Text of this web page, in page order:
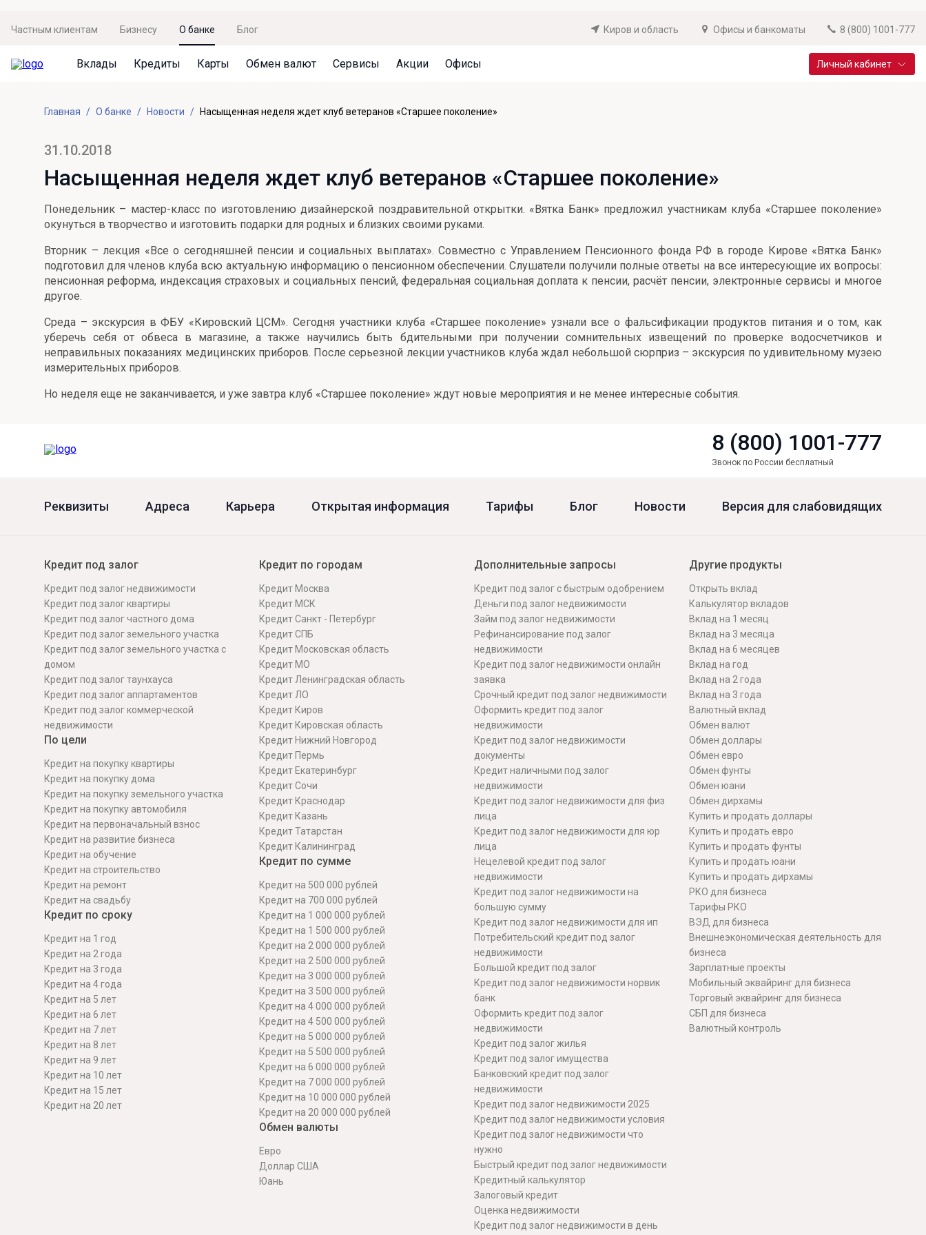
Частным клиентам Бизнесу О банке Блог Киров и область Офисы и банкоматы 8 (800) 1001-777
Вклады
Не упусти момент
Просто вклад
Накопительный
Отличная стратегия+
Фиксируй доход
Новый старт
Валютный плюс
Онлайн
Все вклады
Система страхования вкладов
Архив вкладов
Кредиты
Кредит под залог недвижимости
Рефинансирование
Кредит на автомобиль
Потребительский кредит
Все кредиты
Привилегии для клиентов
Реструктуризация
Оценка недвижимости
Подбор новой недвижимости
Карты
Дебетовая карта с пакетом услуг
Премиальная карта Mir Supreme
Пенсионная карта
Все карты
Документы
Кешбэк
Обмен валют
Курсы валют
Бронирование валюты
Курсы валют ЦБ
Сервисы
Оплата кредита
Оценка недвижимости
Подбор новой недвижимости
СБПей
Mir Pay
Госуслуги
Регистрация в ЕБС
Удаленная идентификация
Мобильное приложение
Акции
Акция «Приведи друга»
Акция «Ставка на бизнес»
Офисы Личный кабинет
Главная О банке Новости Насыщенная неделя ждет клуб ветеранов «Старшее поколение»
31.10.2018
Насыщенная неделя ждет клуб ветеранов «Старшее поколение»
Понедельник – мастер-класс по изготовлению дизайнерской поздравительной открытки. «Вятка Банк» предложил участникам клуба «Старшее поколение»
окунуться в творчество и изготовить подарки для родных и близких своими руками.
Вторник – лекция «Все о сегодняшней пенсии и социальных выплатах». Совместно с Управлением Пенсионного фонда РФ в городе Кирове «Вятка Банк»
подготовил для членов клуба всю актуальную информацию о пенсионном обеспечении. Слушатели получили полные ответы на все интересующие их вопросы:
пенсионная реформа, индексация страховых и социальных пенсий, федеральная социальная доплата к пенсии, расчёт пенсии, электронные сервисы и многое
другое.
Среда – экскурсия в ФБУ «Кировский ЦСМ». Сегодня участники клуба «Старшее поколение» узнали все о фальсификации продуктов питания и о том, как
уберечь себя от обвеса в магазине, а также научились быть бдительными при получении сомнительных извещений по проверке водосчетчиков и
неправильных показаниях медицинских приборов. После серьезной лекции участников клуба ждал небольшой сюрприз – экскурсия по удивительному музею
измерительных приборов.
Но неделя еще не заканчивается, и уже завтра клуб «Старшее поколение» ждут новые мероприятия и не менее интересные события.
8 (800) 1001-777
Звонок по России бесплатный
Реквизиты Адреса Карьера Открытая информация Тарифы Блог Новости Версия для слабовидящих
Кредит под залог
Кредит под залог недвижимости
Кредит под залог квартиры
Кредит под залог частного дома
Кредит под залог земельного участка
Кредит под залог земельного участка с
домом
Кредит под залог таунхауса
Кредит под залог аппартаментов
Кредит под залог коммерческой
недвижимости
По цели
Кредит на покупку квартиры
Кредит на покупку дома
Кредит на покупку земельного участка
Кредит на покупку автомобиля
Кредит на первоначальный взнос
Кредит на развитие бизнеса
Кредит на обучение
Кредит на строительcтво
Кредит на ремонт
Кредит на свадьбу
Кредит по сроку
Кредит на 1 год
Кредит на 2 года
Кредит на 3 года
Кредит на 4 года
Кредит на 5 лет
Кредит на 6 лет
Кредит на 7 лет
Кредит на 8 лет
Кредит на 9 лет
Кредит на 10 лет
Кредит на 15 лет
Кредит на 20 лет
Кредит по городам
Кредит Москва
Кредит МСК
Кредит Санкт - Петербург
Кредит СПБ
Кредит Московская область
Кредит МО
Кредит Ленинградская область
Кредит ЛО
Кредит Киров
Кредит Кировская область
Кредит Нижний Новгород
Кредит Пермь
Кредит Екатеринбург
Кредит Сочи
Кредит Краснодар
Кредит Казань
Кредит Татарстан
Кредит Калининград
Кредит по сумме
Кредит на 500 000 рублей
Кредит на 700 000 рублей
Кредит на 1 000 000 рублей
Кредит на 1 500 000 рублей
Кредит на 2 000 000 рублей
Кредит на 2 500 000 рублей
Кредит на 3 000 000 рублей
Кредит на 3 500 000 рублей
Кредит на 4 000 000 рублей
Кредит на 4 500 000 рублей
Кредит на 5 000 000 рублей
Кредит на 5 500 000 рублей
Кредит на 6 000 000 рублей
Кредит на 7 000 000 рублей
Кредит на 10 000 000 рублей
Кредит на 20 000 000 рублей
Обмен валюты
Евро
Доллар США
Юань
Дополнительные запросы
Кредит под залог с быстрым одобрением
Деньги под залог недвижимости
Займ под залог недвижимости
Рефинансирование под залог
недвижимости
Кредит под залог недвижимости онлайн
заявка
Срочный кредит под залог недвижимости
Оформить кредит под залог
недвижимости
Кредит под залог недвижимости
документы
Кредит наличными под залог
недвижимости
Кредит под залог недвижимости для физ
лица
Кредит под залог недвижимости для юр
лица
Нецелевой кредит под залог
недвижимости
Кредит под залог недвижимости на
большую сумму
Кредит под залог недвижимости для ип
Потребительский кредит под залог
недвижимости
Большой кредит под залог
Кредит под залог недвижимости норвик
банк
Оформить кредит под залог
недвижимости
Кредит под залог жилья
Кредит под залог имущества
Банковский кредит под залог
недвижимости
Кредит под залог недвижимости 2025
Кредит под залог недвижимости условия
Кредит под залог недвижимости что
нужно
Быстрый кредит под залог недвижимости
Кредитный калькулятор
Залоговый кредит
Оценка недвижимости
Кредит под залог недвижимости в день
Другие продукты
Открыть вклад
Калькулятор вкладов
Вклад на 1 месяц
Вклад на 3 месяца
Вклад на 6 месяцев
Вклад на год
Вклад на 2 года
Вклад на 3 года
Валютный вклад
Обмен валют
Обмен доллары
Обмен евро
Обмен фунты
Обмен юани
Обмен дирхамы
Купить и продать доллары
Купить и продать евро
Купить и продать фунты
Купить и продать юани
Купить и продать дирхамы
РКО для бизнеса
Тарифы РКО
ВЭД для бизнеса
Внешнеэкономическая деятельность для
бизнеса
Зарплатные проекты
Мобильный эквайринг для бизнеса
Торговый эквайринг для бизнеса
СБП для бизнеса
Валютный контроль